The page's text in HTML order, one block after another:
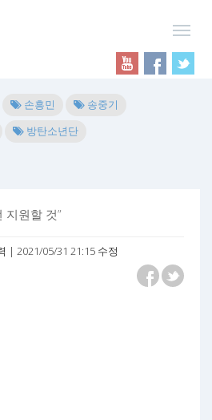
손흥민
송중기
방탄소년단
지원할 것”
| 2021/05/31 21:15 수정